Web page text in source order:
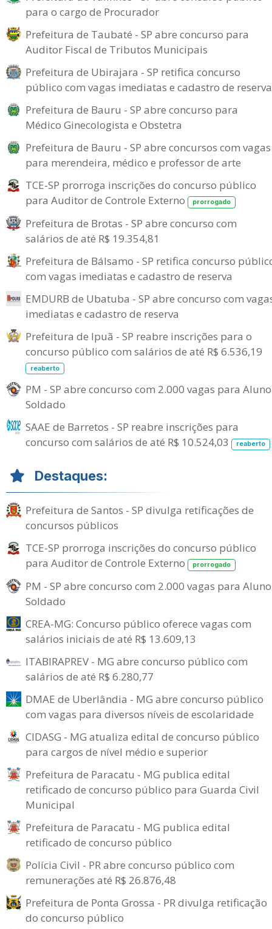
para o cargo de Procurador
Prefeitura de Taubaté - SP abre concurso para
Auditor Fiscal de Tributos Municipais
Prefeitura de Ubirajara - SP retifica concurso
público com vagas imediatas e cadastro de reserva
Prefeitura de Bauru - SP abre concurso para
Médico Ginecologista e Obstetra
Prefeitura de Bauru - SP abre concursos com vagas
para merendeira, médico e professor de arte
TCE-SP prorroga inscrições do concurso público
para Auditor de Controle Externo
prorrogado
Prefeitura de Brotas - SP abre concurso com
salários de até R$ 19.354,81
Prefeitura de Bálsamo - SP retifica concurso
com vagas imediatas e cadastro de reserva
EMDURB de Ubatuba - SP abre concurso com
imediatas e cadastro de reserva
Prefeitura de Ipuã - SP reabre inscrições para o
concurso público com salários de até R$ 6.536,19
reaberto
PM - SP abre concurso com 2.000 vagas para
Soldado
SAAE de Barretos - SP reabre inscrições para
concurso com salários de até R$ 10.524,03
reaberto
Destaques:
Prefeitura de Santos - SP divulga retificações de
concursos públicos
TCE-SP prorroga inscrições do concurso público
para Auditor de Controle Externo
prorrogado
PM - SP abre concurso com 2.000 vagas para
Soldado
CREA-MG: Concurso público oferece vagas com
salários iniciais de até R$ 13.609,13
ITABIRAPREV - MG abre concurso público com
salários de até R$ 6.280,77
DMAE de Uberlândia - MG abre concurso público
com vagas para diversos níveis de escolaridade
CIDASG - MG atualiza edital de concurso público
para cargos de nível médio e superior
Prefeitura de Paracatu - MG publica edital
retificado de concurso público para Guarda Civil
Municipal
Prefeitura de Paracatu - MG publica edital
retificado de concurso público
Polícia Civil - PR abre concurso público com
remunerações até R$ 26.876,48
Prefeitura de Ponta Grossa - PR divulga retificação
do concurso público